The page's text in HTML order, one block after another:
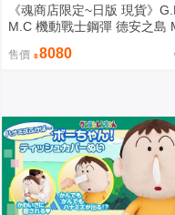
《魂商店限定~日版 現貨》
M.C 機動戰士鋼彈 德安之島
拆封）
售價 8080